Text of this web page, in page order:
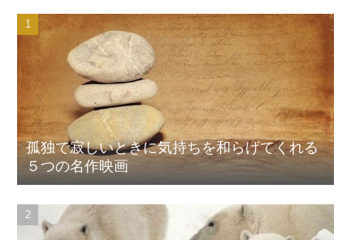
孤独で寂しいときに気持ちを和らげてくれる
５つの名作映画